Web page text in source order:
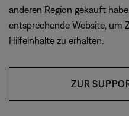
anderen Region gekauft
entsprechende Website, um
Hilfeinhalte zu erhalten.
ZUR